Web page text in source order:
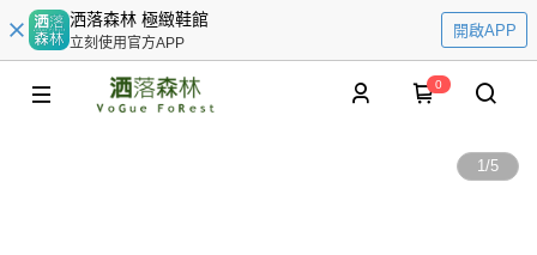
洒落森林 極緻鞋館
立刻使用官方APP
開啟APP
0
1/5